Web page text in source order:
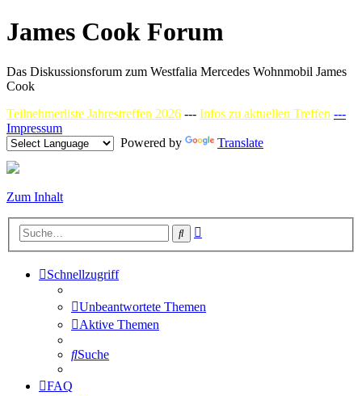
James Cook Forum
Das Diskussionsforum zum Westfalia Mercedes Wohnmobil James
Cook
Teilnehmerliste Jahrestreffen 2026 --- Infos zu aktuellen Treffen ---
Impressum
Powered by
Translate
Zum Inhalt
Suche
Schnellzugriff
Unbeantwortete Themen
Aktive Themen
Suche
FAQ